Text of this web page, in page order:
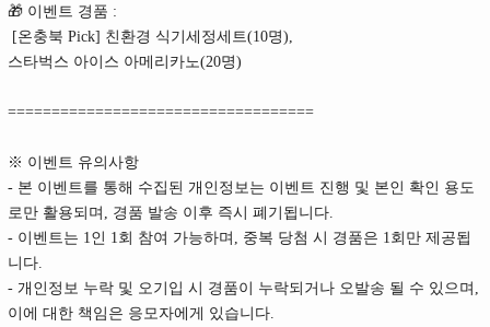
🎁 이벤트 경품 :
[온충북 Pick] 친환경 식기세정세트(10명),
스타벅스 아이스 아메리카노(20명)
===================================
※ 이벤트 유의사항
- 본 이벤트를 통해 수집된 개인정보는 이벤트 진행 및 본인 확인 용도
로만 활용되며, 경품 발송 이후 즉시 폐기됩니다.
- 이벤트는 1인 1회 참여 가능하며, 중복 당첨 시 경품은 1회만 제공됩
니다.
- 개인정보 누락 및 오기입 시 경품이 누락되거나 오발송 될 수 있으며,
이에 대한 책임은 응모자에게 있습니다.